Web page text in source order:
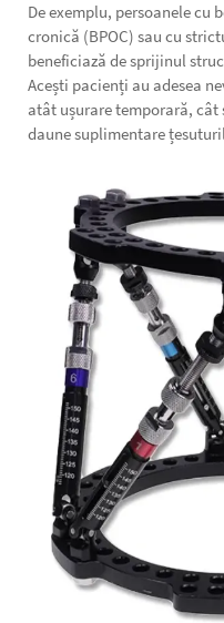
De exemplu, persoanele
cronică (BPOC) sau cu
beneficiază de sprijinul
Acești pacienți au adesea
atât ușurare temporară, cât
daune suplimentare